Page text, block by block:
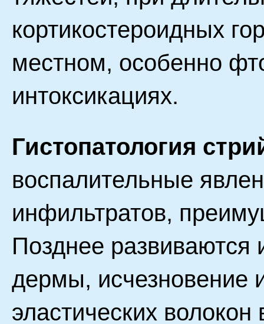
кортикостероидных
местном, особенно
интоксикациях.
Гистопатология
воспалительные
инфильтратов,
Позднее развиваются
дермы, исчезновение
эластических